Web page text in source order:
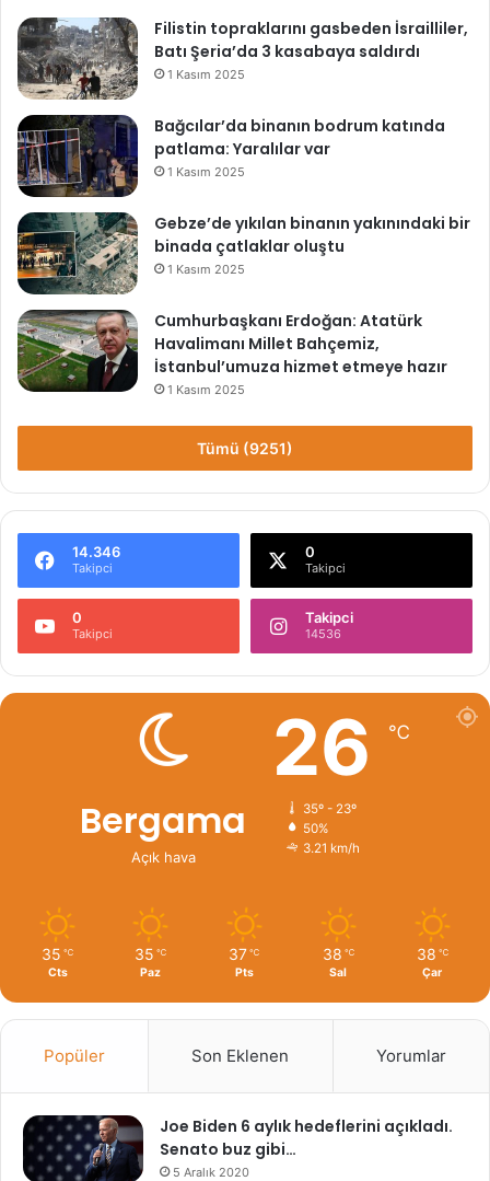
Filistin topraklarını gasbeden İsrailliler,
Batı Şeria’da 3 kasabaya saldırdı
1 Kasım 2025
Bağcılar’da binanın bodrum katında
patlama: Yaralılar var
1 Kasım 2025
Gebze’de yıkılan binanın yakınındaki bir
binada çatlaklar oluştu
1 Kasım 2025
Cumhurbaşkanı Erdoğan: Atatürk
Havalimanı Millet Bahçemiz,
İstanbul’umuza hizmet etmeye hazır
1 Kasım 2025
Tümü (9251)
14.346
Takipci
0
Takipci
0
Takipci
Takipci
14536
Bergama
Açık hava
26 ℃
35º - 23º
50%
3.21 km/h
35 ℃
Cts
35 ℃
Paz
37 ℃
Pts
38 ℃
Sal
38 ℃
Çar
Popüler Son Eklenen Yorumlar
Joe Biden 6 aylık hedeflerini açıkladı.
Senato buz gibi…
5 Aralık 2020